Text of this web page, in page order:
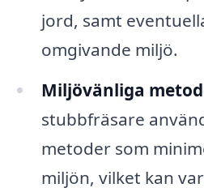
jord, samt
omgivande miljö.
Miljövänliga
stubbfräsare
metoder som
miljön, vilket kan